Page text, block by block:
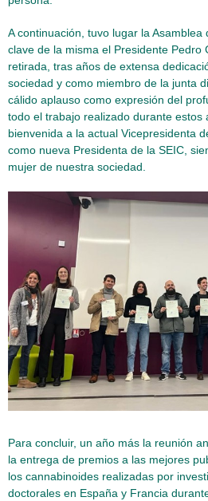
A continuación, tuvo lugar la
clave de la misma el Presidente Pedro
retirada, tras años de extensa
sociedad y como miembro de la junta
cálido aplauso como expresión del
todo el trabajo realizado durante estos
bienvenida a la actual Vicepresidenta
como nueva Presidenta de la SEIC,
mujer de nuestra sociedad.
Para concluir, un año más la reunión
la entrega de premios a las mejores
los cannabinoides realizadas por
doctorales en España y Francia